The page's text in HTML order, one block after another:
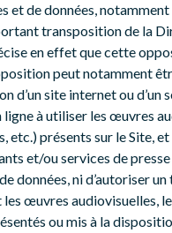
et de données,
transposition de la
en effet que cette
peut notamment
d’un site internet ou
ligne à utiliser les œuvres
etc.) présents sur le Site,
et/ou services de
données, ni d’autoriser
œuvres audiovisuelles,
ou mis à la